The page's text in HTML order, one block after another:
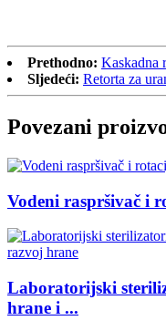
Prethodno: Kaskadna
Sljedeći: Retorta za
Povezani
Vodeni raspršivač i
Laboratorijski
hrane i ...